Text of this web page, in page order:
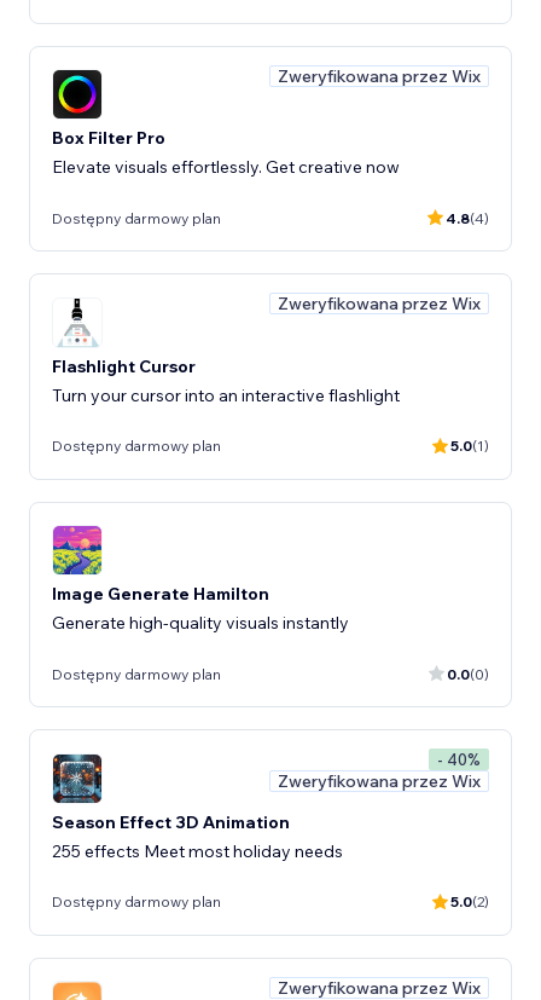
Zweryfikowana przez Wix
Box Filter Pro
Elevate visuals effortlessly. Get creative now
Dostępny darmowy plan 4.8(4)
Zweryfikowana przez Wix
Flashlight Cursor
Turn your cursor into an interactive flashlight
Dostępny darmowy plan 5.0(1)
Image Generate Hamilton
Generate high-quality visuals instantly
Dostępny darmowy plan 0.0(0)
- 40%
Zweryfikowana przez Wix
Season Effect 3D Animation
255 effects Meet most holiday needs
Dostępny darmowy plan 5.0(2)
Zweryfikowana przez Wix